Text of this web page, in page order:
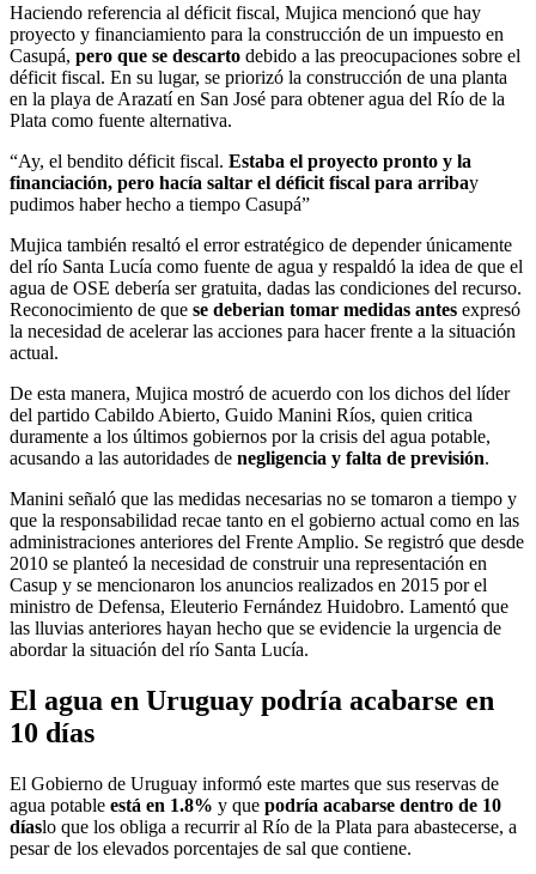
Haciendo referencia al déficit fiscal, Mujica mencionó que hay
proyecto y financiamiento para la construcción de un impuesto en
Casupá, pero que se descarto debido a las preocupaciones sobre el
déficit fiscal. En su lugar, se priorizó la construcción de una planta
en la playa de Arazatí en San José para obtener agua del Río de la
Plata como fuente alternativa.
“Ay, el bendito déficit fiscal. Estaba el proyecto pronto y la
financiación, pero hacía saltar el déficit fiscal para arribay
pudimos haber hecho a tiempo Casupá”
Mujica también resaltó el error estratégico de depender únicamente
del río Santa Lucía como fuente de agua y respaldó la idea de que el
agua de OSE debería ser gratuita, dadas las condiciones del recurso.
Reconocimiento de que se deberian tomar medidas antes expresó
la necesidad de acelerar las acciones para hacer frente a la situación
actual.
De esta manera, Mujica mostró de acuerdo con los dichos del líder
del partido Cabildo Abierto, Guido Manini Ríos, quien critica
duramente a los últimos gobiernos por la crisis del agua potable,
acusando a las autoridades de negligencia y falta de previsión.
Manini señaló que las medidas necesarias no se tomaron a tiempo y
que la responsabilidad recae tanto en el gobierno actual como en las
administraciones anteriores del Frente Amplio. Se registró que desde
2010 se planteó la necesidad de construir una representación en
Casup y se mencionaron los anuncios realizados en 2015 por el
ministro de Defensa, Eleuterio Fernández Huidobro. Lamentó que
las lluvias anteriores hayan hecho que se evidencie la urgencia de
abordar la situación del río Santa Lucía.
El agua en Uruguay podría acabarse en
10 días
El Gobierno de Uruguay informó este martes que sus reservas de
agua potable está en 1.8% y que podría acabarse dentro de 10
díaslo que los obliga a recurrir al Río de la Plata para abastecerse, a
pesar de los elevados porcentajes de sal que contiene.